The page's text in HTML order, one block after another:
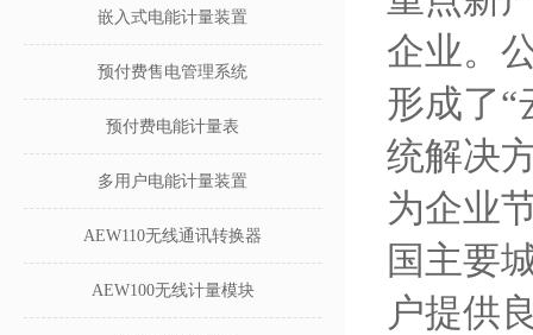
嵌入式电能计量装置
预付费售电管理系统
预付费电能计量表
多用户电能计量装置
AEW110无线通讯转换器
AEW100无线计量模块
企业。
形成了“
统解决
为企业
国主要
户提供